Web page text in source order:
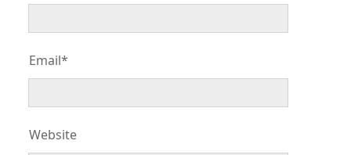
Email*
Website